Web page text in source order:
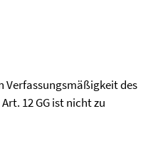
Verfassungsmäßigkeit des
12 GG ist nicht zu